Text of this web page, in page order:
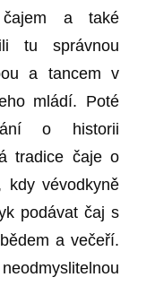
čajem a také
tu správnou
a tancem v
mládí. Poté
o historii
tradice čaje o
vévodkyně
podávat čaj s
a večeří.